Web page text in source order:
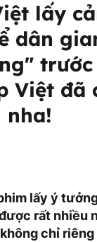
lấy
dân
Việt đã
nha!
lấy ý
rất nhiều
chỉ riêng